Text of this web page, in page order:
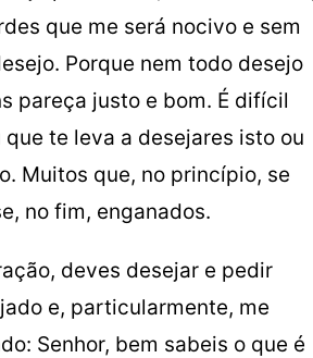
que me será nocivo e sem
Porque nem todo desejo
pareça justo e bom. É difícil
te leva a desejares isto ou
Muitos que, no princípio, se
no fim, enganados.
deves desejar e pedir
e, particularmente, me
Senhor, bem sabeis o que é